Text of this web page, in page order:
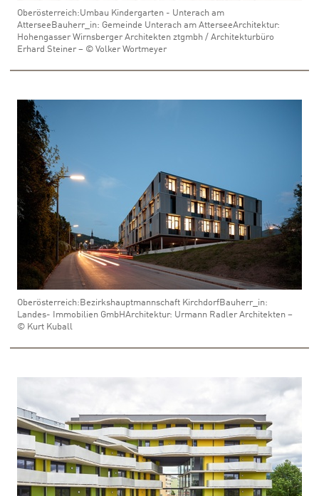
Oberösterreich:Umbau Kindergarten - Unterach am
AtterseeBauherr_in: Gemeinde Unterach am AtterseeArchitektur:
Hohengasser Wirnsberger Architekten ztgmbh / Architekturbüro
Erhard Steiner – © Volker Wortmeyer
Oberösterreich:Bezirkshauptmannschaft KirchdorfBauherr_in:
Landes- Immobilien GmbHArchitektur: Urmann Radler Architekten –
© Kurt Kuball